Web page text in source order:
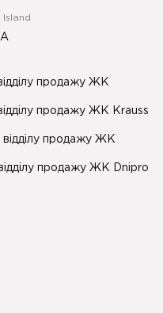
продажу ЖК
продажу ЖК Krauss
продажу ЖК
продажу ЖК Dnipro